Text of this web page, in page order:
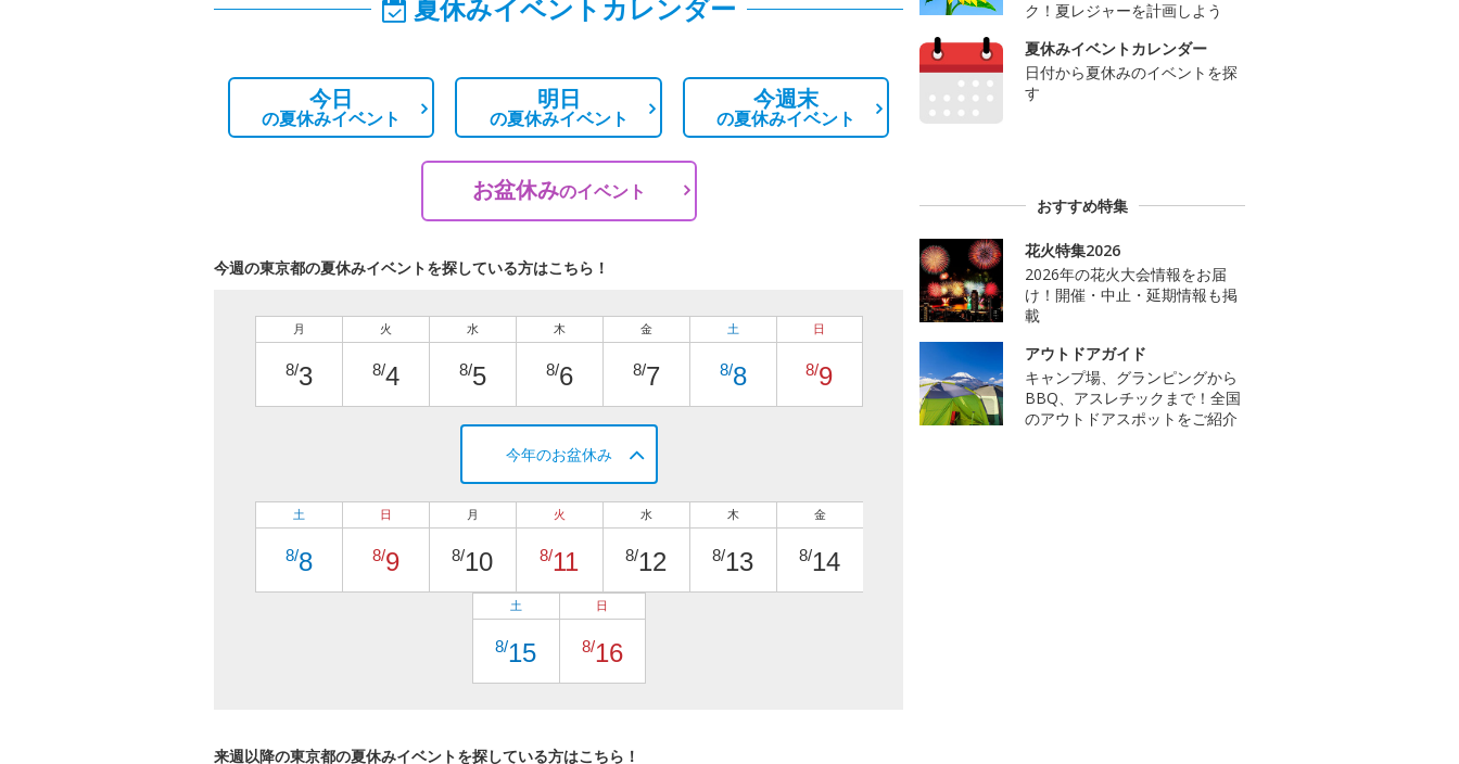
夏休みイベントカレンダー
今日
の夏休みイベント
明日
の夏休みイベント
今週末
の夏休みイベント
お盆休みのイベント
今週の東京都の夏休みイベントを探している方はこちら！
月
8/3
火
8/4
水
8/5
木
8/6
金
8/7
土
8/8
日
8/9
今年のお盆休み
土
8/8
日
8/9
月
8/10
火
8/11
水
8/12
木
8/13
金
8/14
土
8/15
日
8/16
来週以降の東京都の夏休みイベントを探している方はこちら！
ク！夏レジャーを計画しよう
夏休みイベントカレンダー
日付から夏休みのイベントを探
す
おすすめ特集
花火特集2026
2026年の花火大会情報をお届
け！開催・中止・延期情報も掲
載
アウトドアガイド
キャンプ場、グランピングから
BBQ、アスレチックまで！全国
のアウトドアスポットをご紹介